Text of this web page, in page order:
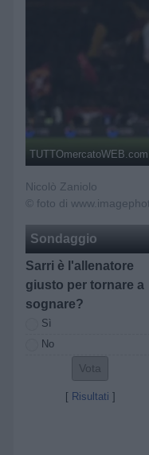
TUTTOmercatoWEB.com
Nicolò Zaniolo
© foto di
Sondaggio
Sarri è l'allenatore
giusto per tornare a
sognare?
Sì
No
[ Risultati ]